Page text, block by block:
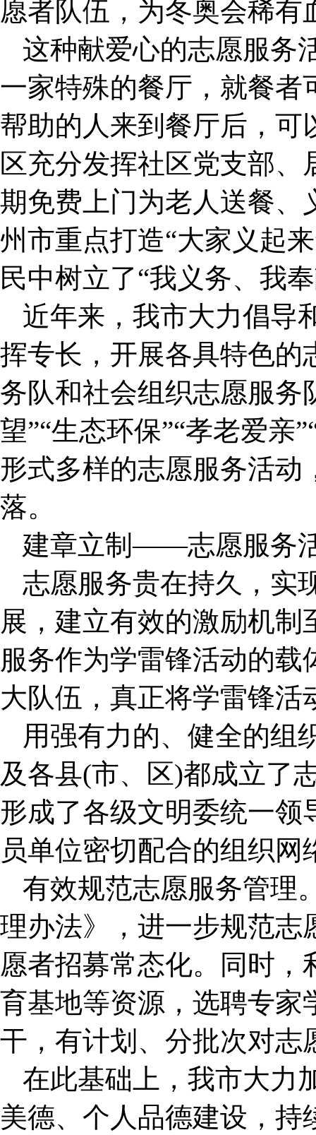
愿者队伍，为冬奥会稀有
这种献爱心的志愿服务
一家特殊的餐厅，就餐者
帮助的人来到餐厅后，可
区充分发挥社区党支部
期免费上门为老人送餐、
州市重点打造“大家义起
民中树立了“我义务、我
近年来，我市大力倡导
挥专长，开展各具特色的
务队和社会组织志愿服务
望”“生态环保”“孝老爱亲
形式多样的志愿服务活
落。
建章立制——志愿服务
志愿服务贵在持久，实
展，建立有效的激励机
服务作为学雷锋活动的
大队伍，真正将学雷锋活
用强有力的、健全的组
及各县(市、区)都成立了
形成了各级文明委统一
员单位密切配合的组织
有效规范志愿服务管理
理办法》，进一步规范志
愿者招募常态化。同时
育基地等资源，选聘专家
干，有计划、分批次对志
在此基础上，我市大力
美德、个人品德建设，持